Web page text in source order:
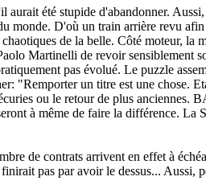
été stupide d'abandonner.
monde. D'où un train arrière revu
de la belle. Côté moteur, la
Martinelli de revoir sensiblement
pas évolué. Le puzzle
"Remporter un titre est une chose.
ou le retour de plus anciennes.
à même de faire la différence. La
de contrats arrivent en effet à
pas par avoir le dessus...